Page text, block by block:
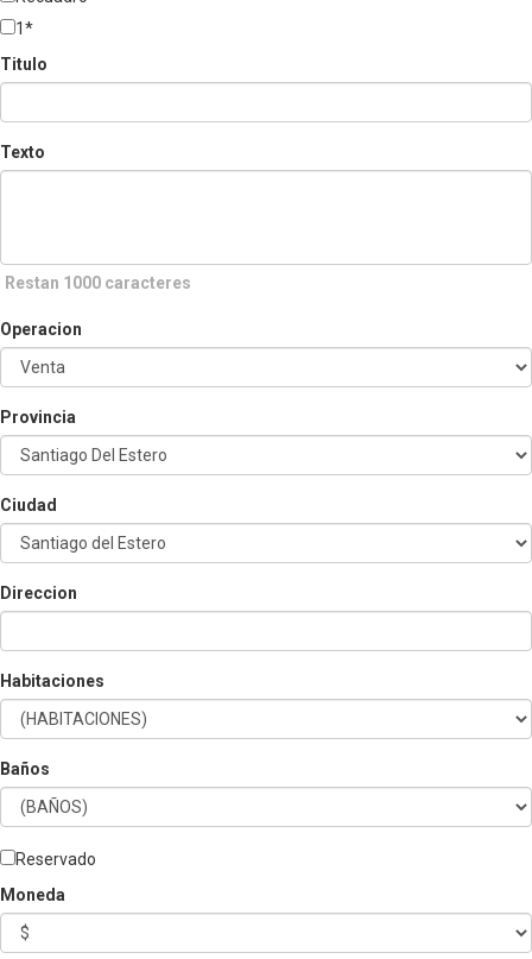
1*
Titulo
Texto
Restan 1000 caracteres
Operacion
Provincia
Ciudad
Direccion
Habitaciones
Baños
Reservado
Moneda